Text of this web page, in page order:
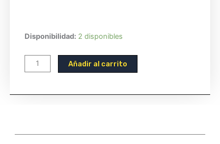
Disponibilidad: 2 disponibles
Koto
HMI
1800W
UV
Añadir al carrito